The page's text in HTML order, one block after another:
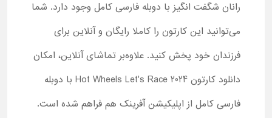
رانان شگفت انگیز با دوبله فارسی کامل وجود دارد. شما
می‌توانید این کارتون را کاملا رایگان و آنلاین برای
فرزندان خود پخش کنید. علاوه‌بر تماشای آنلاین، امکان
دانلود کارتون Hot Wheels Let's Race 2024 با دوبله
فارسی کامل از اپلیکیشن آفرینک هم فراهم شده است.